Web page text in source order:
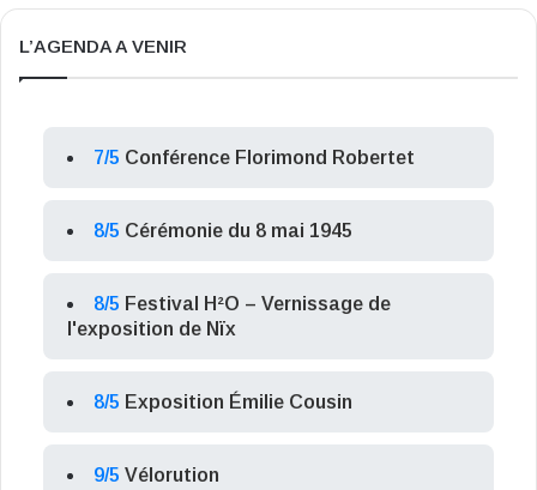
L’AGENDA A VENIR
7/5 Conférence Florimond Robertet
8/5 Cérémonie du 8 mai 1945
8/5 Festival H²O – Vernissage de
l'exposition de Nïx
8/5 Exposition Émilie Cousin
9/5 Vélorution